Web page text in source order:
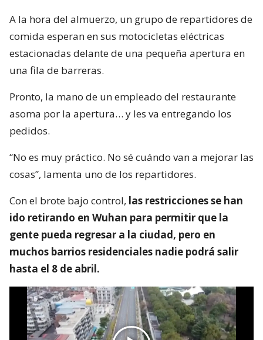
A la hora del almuerzo, un grupo de repartidores de
comida esperan en sus motocicletas eléctricas
estacionadas delante de una pequeña apertura en
una fila de barreras.
Pronto, la mano de un empleado del restaurante
asoma por la apertura… y les va entregando los
pedidos.
“No es muy práctico. No sé cuándo van a mejorar las
cosas”, lamenta uno de los repartidores.
Con el brote bajo control, las restricciones se han
ido retirando en Wuhan para permitir que la
gente pueda regresar a la ciudad, pero en
muchos barrios residenciales nadie podrá salir
hasta el 8 de abril.